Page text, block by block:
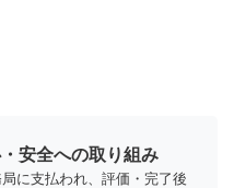
安全への取り組み
に支払われ、評価・完了後